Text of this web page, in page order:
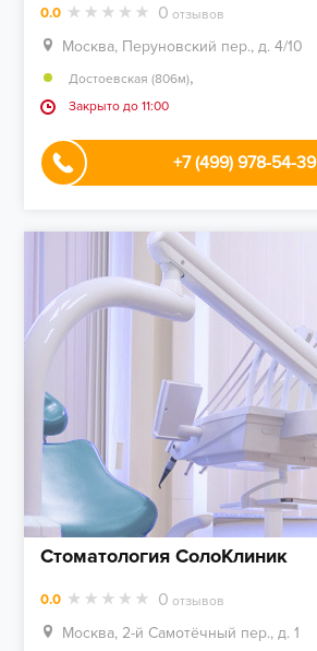
0.0 0 отзывов
Москва, Перуновский пер., д. 4/10
Достоевская (806м),
Закрыто до 11:00
+7 (499) 978-54-39
Стоматология СолоКлиник
0.0 0 отзывов
Москва, 2-й Самотёчный пер., д. 1